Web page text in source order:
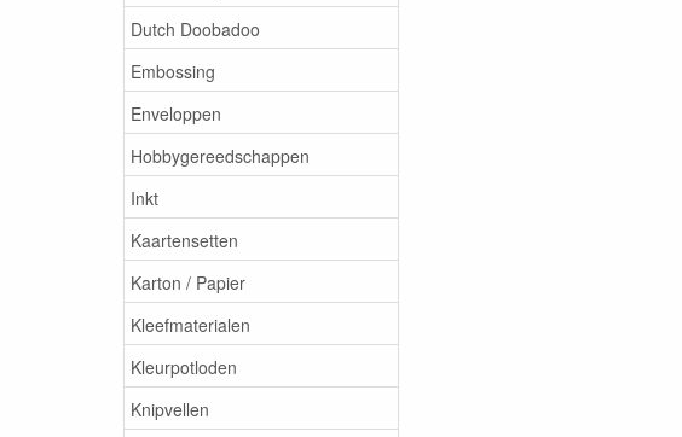
Dutch Doobadoo
Embossing
Enveloppen
Hobbygereedschappen
Inkt
Kaartensetten
Karton / Papier
Kleefmaterialen
Kleurpotloden
Knipvellen